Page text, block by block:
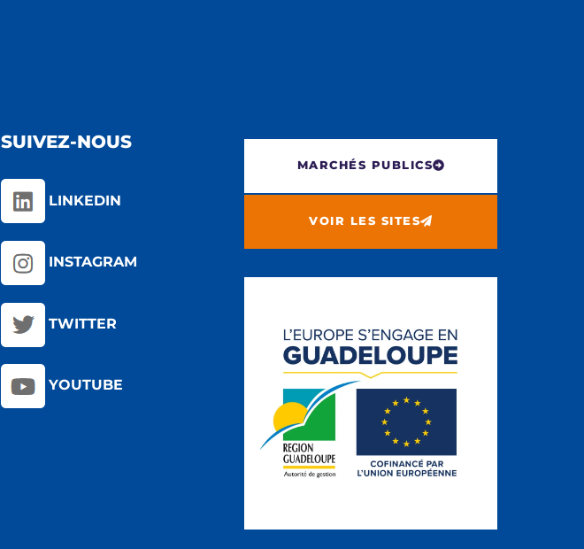
SUIVEZ-NOUS
LINKEDIN
INSTAGRAM
TWITTER
YOUTUBE
MARCHÉS PUBLICS
VOIR LES SITES